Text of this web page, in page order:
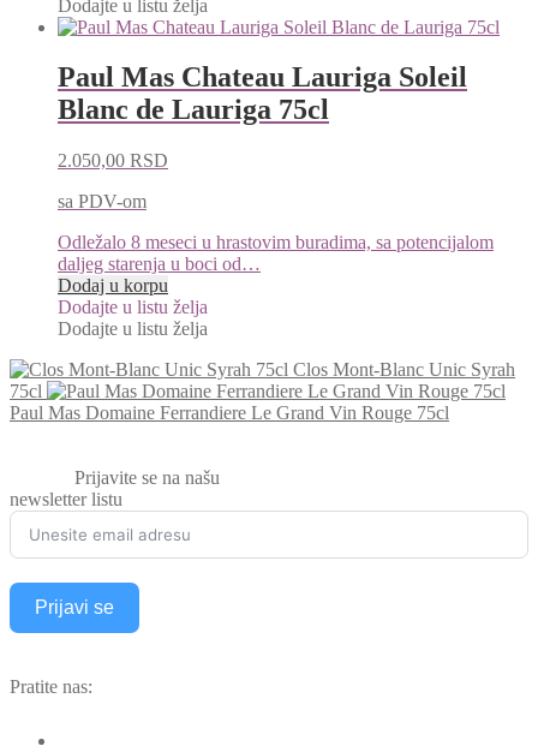
Dodajte u listu želja
Paul Mas Chateau Lauriga Soleil
Blanc de Lauriga 75cl
2.050,00 RSD
sa PDV-om
Odležalo 8 meseci u hrastovim buradima, sa potencijalom
daljeg starenja u boci od…
Dodaj u korpu
Dodajte u listu želja
Dodajte u listu želja
Clos Mont-Blanc Unic Syrah
75cl
Paul Mas Domaine Ferrandiere Le Grand Vin Rouge 75cl
Prijavite se na našu
newsletter listu
Prijavi se
Pratite nas: